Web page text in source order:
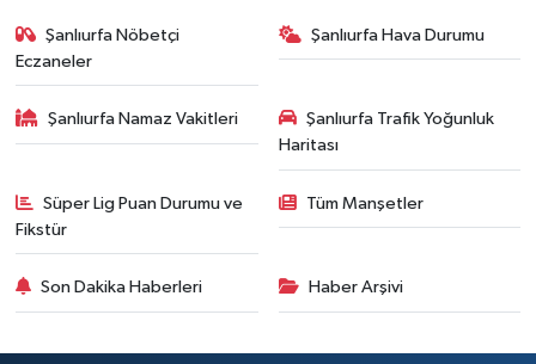
Şanlıurfa Nöbetçi
Eczaneler
Şanlıurfa Hava Durumu
Şanlıurfa Namaz Vakitleri
Şanlıurfa Trafik Yoğunluk
Haritası
Süper Lig Puan Durumu ve
Fikstür
Tüm Manşetler
Son Dakika Haberleri Haber Arşivi